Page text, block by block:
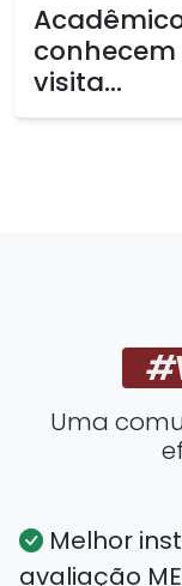
visita...
Uma
Melhor
avaliação